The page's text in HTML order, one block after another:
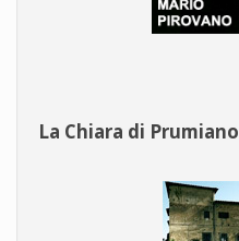
La Chiara di Prumiano